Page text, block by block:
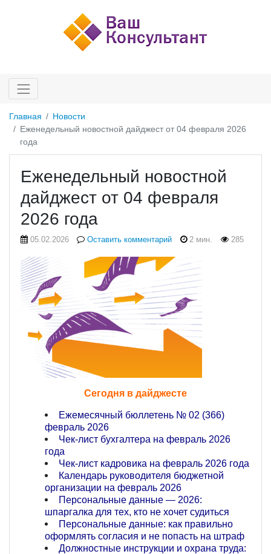
Главная
Новости
Еженедельный новостной дайджест от 04 февраля 2026
года
Еженедельный новостной
дайджест от 04 февраля
2026 года
05.02.2026 Оставить комментарий 2 мин. 285
Сегодня в дайджесте
Ежемесячный бюллетень № 02 (366)
февраль 2026
Чек-лист бухгалтера на февраль 2026
года
Чек-лист кадровика на февраль 2026 года
Календарь руководителя бюджетной
организации на февраль 2026
Персональные данные — 2026:
шпаргалка для тех, кто не хочет судиться
Персональные данные: как правильно
оформлять согласия и не попасть на штраф
Должностные инструкции и охрана труда: